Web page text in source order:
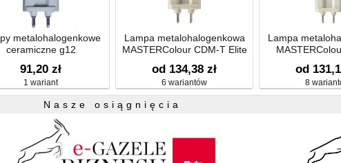
metalohalogenkowe
ceramiczne g12
91,20 zł
1 wariant
Lampa metalohalogenkowa
MASTERColour CDM-T Elite
od 134,38 zł
6 wariantów
Lampa
od
8
Nasze osiągnięcia